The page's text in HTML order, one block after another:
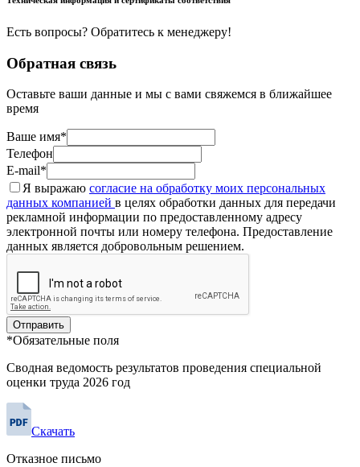
Есть вопросы? Обратитесь к менеджеру!
Обратная связь
Оставьте ваши данные и мы с вами свяжемся в ближайшее
время
Ваше имя*
Телефон
E-mail*
Я выражаю согласие на обработку моих персональных
данных компанией в целях обработки данных для передачи
рекламной информации по предоставленному адресу
электронной почты или номеру телефона. Предоставление
данных является добровольным решением.
Отправить
*Обязательные поля
Сводная ведомость результатов проведения специальной
оценки труда 2026 год
Скачать
Отказное письмо